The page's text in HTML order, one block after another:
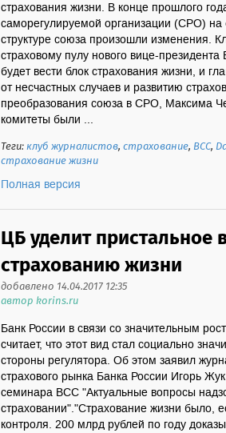
страхования жизни. В конце прошлого
саморегулируемой организации (СРО) на
структуре союза произошли изменения.
страховому пулу нового вице-
будет вести блок страхования жизни, и
от несчастных случаев и развитию
преобразования союза в СРО, Максима
комитеты были ...
Теги:клуб журналистов,страхование, ВСС,
страхование жизни
Полная версия
ЦБ уделит пристальное
страхованию жизни
добавлено 14.04.2017 12:35
автор korins.ru
Банк России в связи со значительным
считает, что этот вид стал социально
стороны регулятора. Об этом заявил
страхового рынка Банка России Игорь
семинара ВСС "Актуальные вопросы
страховании"."Страхование жизни было,
контроля. 200 млрд рублей по году